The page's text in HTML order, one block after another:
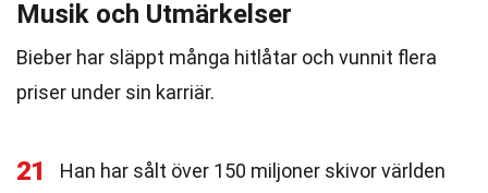
Musik och Utmärkelser
Bieber har släppt många hitlåtar och vunnit flera
priser under sin karriär.
21
Han har sålt över 150 miljoner skivor världen